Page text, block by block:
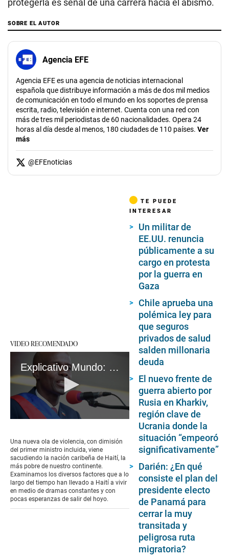
protegerla es señal de una carrera hacia el abismo.
SOBRE EL AUTOR
Agencia EFE
Agencia EFE es una agencia de noticias internacional
española que distribuye información a más de dos mil medios
de comunicación en todo el mundo en los soportes de prensa
escrita, radio, televisión e internet. Cuenta con una red con
más de tres mil periodistas de 60 nacionalidades. Opera 24
horas al día desde al menos, 180 ciudades de 110 países. Ver
más
@EFEnoticias
VIDEO RECOMENDADO
Explicativo Mundo: Haití, el país en crisis perpetua
of
3
minutes,
33
seconds
Una nueva ola de violencia, con dimisión
del primer ministro incluida, viene
sacudiendo la nación caribeña de Haití, la
más pobre de nuestro continente.
Examinamos los diversos factores que a lo
largo del tiempo han llevado a Haití a vivir
en medio de dramas constantes y con
pocas esperanzas de salir del hoyo.
TE PUEDE
INTERESAR
Un militar de
EE.UU. renuncia
públicamente a su
cargo en protesta
por la guerra en
Gaza
Chile aprueba una
polémica ley para
que seguros
privados de salud
salden millonaria
deuda
El nuevo frente de
guerra abierto por
Rusia en Kharkiv,
región clave de
Ucrania donde la
situación “empeoró
significativamente”
Darién: ¿En qué
consiste el plan del
presidente electo
de Panamá para
cerrar la muy
transitada y
peligrosa ruta
migratoria?